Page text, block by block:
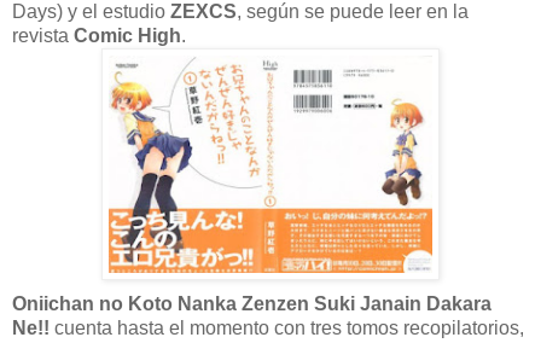
Days) y el estudio ZEXCS, según se puede leer en la
revista Comic High.
Oniichan no Koto Nanka Zenzen Suki Janain Dakara
Ne!! cuenta hasta el momento con tres tomos recopilatorios,